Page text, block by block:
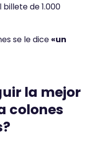
de 1.000
se le dice «un
la mejor
colones